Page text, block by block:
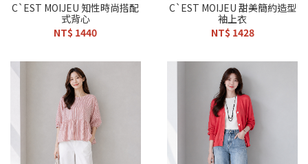
C`EST MOIJEU 知性時尚搭配
式背心
NT$ 1440
C`EST MOIJEU 甜美簡約造型
袖上衣
NT$ 1428